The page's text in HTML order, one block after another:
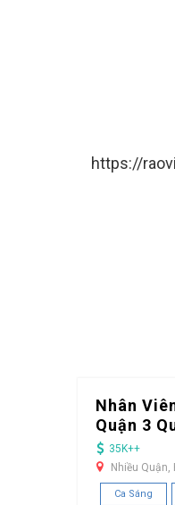
https://
Nhân
Quận 3
35K++
Nhiều Quận,
Ca Sáng